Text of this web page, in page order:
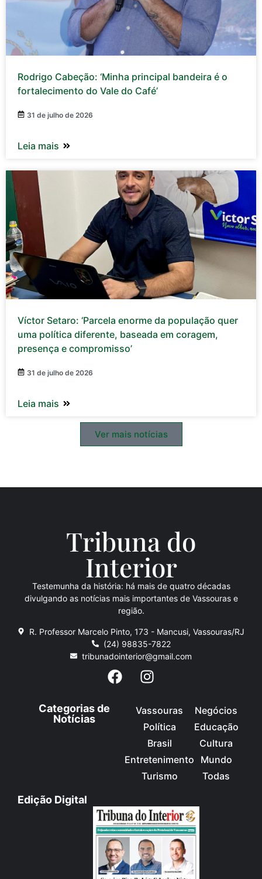
Rodrigo Cabeção: ‘Minha principal bandeira é o
fortalecimento do Vale do Café’
31 de julho de 2026
Leia mais
Víctor Setaro: ‘Parcela enorme da população quer
uma política diferente, baseada em coragem,
presença e compromisso’
31 de julho de 2026
Leia mais
Ver mais notícias
Tribuna do
Interior
Testemunha da história: há mais de quatro décadas
divulgando as notícias mais importantes de Vassouras e
região.
R. Professor Marcelo Pinto, 173 - Mancusi, Vassouras/RJ
(24) 98835-7822
tribunadointerior@gmail.com
Categorias de
Notícias
Vassouras
Política
Brasil
Entretenimento
Turismo
Negócios
Educação
Cultura
Mundo
Todas
Edição Digital